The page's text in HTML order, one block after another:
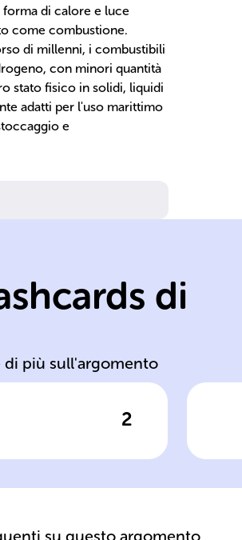
di calore e luce
come combustione.
di millenni, i combustibili
con minori quantità
stato fisico in solidi, liquidi
adatti per l'uso marittimo
e
di
di più sull'argomento
2
per
per vedere la risposta
efficienza
impatto
su questo argomento